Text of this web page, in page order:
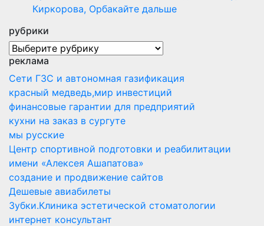
Киркорова, Орбакайте дальше
рубрики
рубрики
реклама
Сети ГЗС и автономная газификация
красный медведь,мир инвестиций
финансовые гарантии для предприятий
кухни на заказ в сургуте
мы русские
Центр спортивной подготовки и реабилитации
имени «Алексея Ашапатова»
создание и продвижение сайтов
Дешевые авиабилеты
Зубки.Клиника эстетической стоматологии
интернет консультант